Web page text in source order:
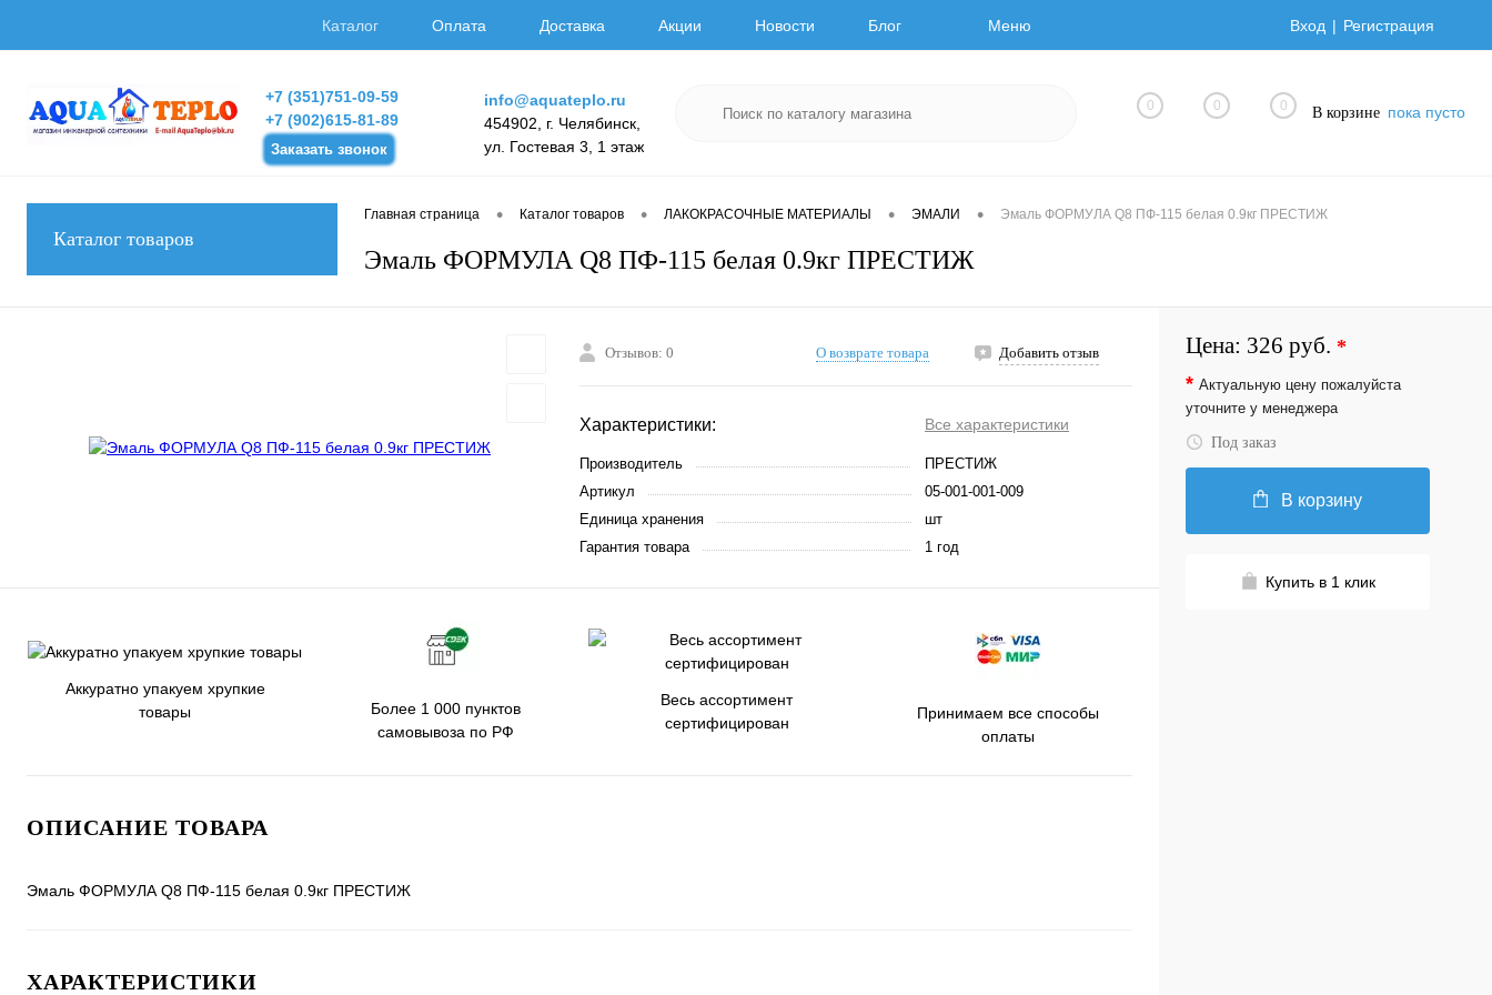
Каталог Оплата Доставка Акции Новости Блог Меню Вход Регистрация
+7 (351)751-09-59
+7 (902)615-81-89
Заказать звонок
info@aquateplo.ru
454902, г. Челябинск,
ул. Гостевая 3, 1 этаж
0 0 0 В корзине пока пусто
Каталог товаров
Главная страница • Каталог товаров • ЛАКОКРАСОЧНЫЕ МАТЕРИАЛЫ • ЭМАЛИ • Эмаль ФОРМУЛА Q8 ПФ-115 белая 0.9кг ПРЕСТИЖ
Эмаль ФОРМУЛА Q8 ПФ-115 белая 0.9кг ПРЕСТИЖ
Отзывов: 0 О возврате товара Добавить отзыв
Характеристики: Все характеристики
Производитель
ПРЕСТИЖ
Артикул
05-001-001-009
Единица хранения
шт
Гарантия товара
1 год
Аккуратно упакуем хрупкие
товары
Более 1 000 пунктов
самовывоза по РФ
Весь ассортимент
сертифицирован
Принимаем все способы
оплаты
ОПИСАНИЕ ТОВАРА
Эмаль ФОРМУЛА Q8 ПФ-115 белая 0.9кг ПРЕСТИЖ
ХАРАКТЕРИСТИКИ
Цена: 326 руб. *
* Актуальную цену пожалуйста
уточните у менеджера
Под заказ
В корзину
Купить в 1 клик